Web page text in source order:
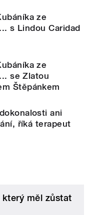
ze
s Lindou Caridad
ze
se Zlatou
Štěpánkem
ani
říká terapeut
který měl zůstat